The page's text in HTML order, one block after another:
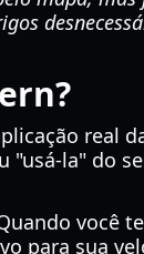
real
"usá-la" do
você
para sua